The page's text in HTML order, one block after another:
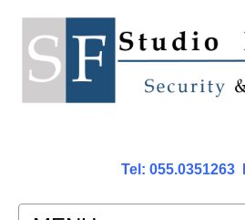
Tel: 055.0351263